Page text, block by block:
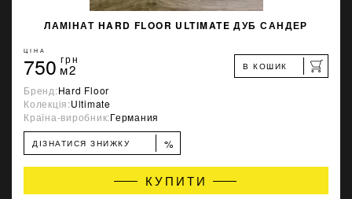
ЛАМІНАТ HARD FLOOR ULTIMATE ДУБ САНДЕР
ЦІНА
750 грн
м2 В КОШИК
Бренд:Hard Floor
Колекція:Ultimate
Країна-виробник:Германия
ДІЗНАТИСЯ ЗНИЖКУ %
КУПИТИ